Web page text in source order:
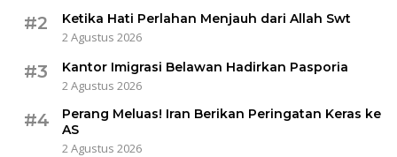
#2
Ketika Hati Perlahan Menjauh dari Allah Swt
2 Agustus 2026
#3
Kantor Imigrasi Belawan Hadirkan Pasporia
2 Agustus 2026
#4
Perang Meluas! Iran Berikan Peringatan Keras ke
AS
2 Agustus 2026